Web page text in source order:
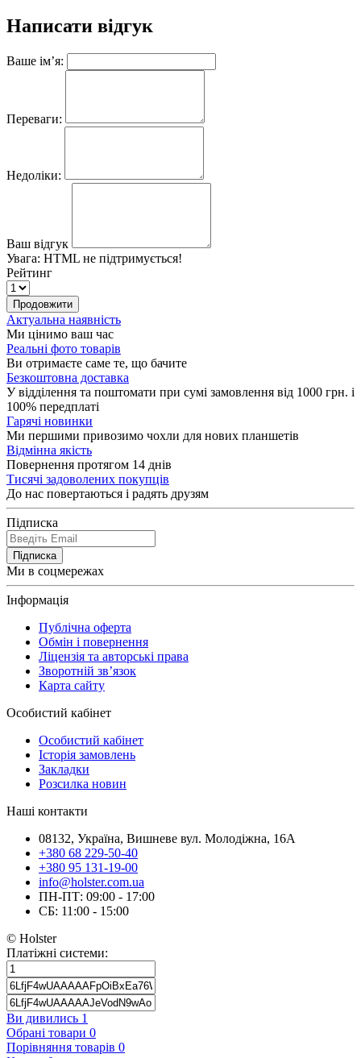
Написати відгук
Ваше ім’я:
Переваги:
Недоліки:
Ваш відгук
Увага: HTML не підтримується!
Рейтинг
Продовжити
Актуальна наявність
Ми цінимо ваш час
Реальні фото товарів
Ви отримаєте саме те, що бачите
Безкоштовна доставка
У відділення та поштомати при сумі замовлення від 1000 грн. і
100% передплаті
Гарячі новинки
Ми першими привозимо чохли для нових планшетів
Відмінна якість
Повернення протягом 14 днів
Тисячі задоволених покупців
До нас повертаються і радять друзям
Підписка
Підписка
Ми в соцмережах
Інформація
Публічна оферта
Обмін і повернення
Ліцензія та авторські права
Зворотній зв’язок
Карта сайту
Особистий кабінет
Особистий кабінет
Історія замовлень
Закладки
Розсилка новин
Наші контакти
08132, Україна, Вишневе вул. Молодіжна, 16А
+380 68 229-50-40
+380 95 131-19-00
info@holster.com.ua
ПН-ПТ: 09:00 - 17:00
СБ: 11:00 - 15:00
© Holster
Платіжні системи:
Ви дивились 1
Обрані товари 0
Порівняння товарів 0